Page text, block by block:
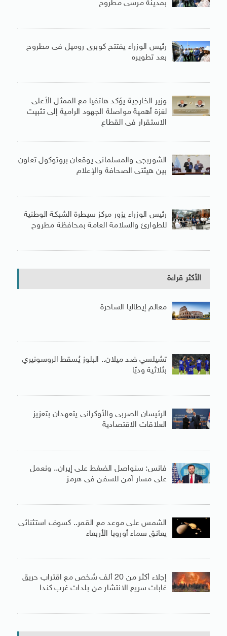
بمدينة مرسى مطروح
رئيس الوزراء يفتتح كوبرى روميل فى مطروح
بعد تطويره
وزير الخارجية يؤكد هاتفيا مع الممثل الأعلى
لغزة أهمية مواصلة الجهود الرامية إلى تثبيت
الاستقرار فى القطاع
الشوربجى والمسلمانى يوقعان بروتوكول تعاون
بين هيئتى الصحافة والإعلام
رئيس الوزراء يزور مركز سيطرة الشبكة الوطنية
للطوارئ والسلامة العامة بمحافظة مطروح
الأكثر قراءة
معالم إيطاليا الساحرة
تشيلسي ضد ميلان.. البلوز يُسقط الروسونيري
بثلاثية وديًا
الرئيسان الصربى والأوكرانى يتعهدان بتعزيز
العلاقات الاقتصادية
فانس: سنواصل الضغط على إيران.. ونعمل
على مسار آمن للسفن فى هرمز
الشمس على موعد مع القمر.. كسوف استثنائى
يعانق سماء أوروبا الأربعاء
إجلاء أكثر من 20 ألف شخص مع اقتراب حريق
غابات سريع الانتشار من بلدات غرب كندا